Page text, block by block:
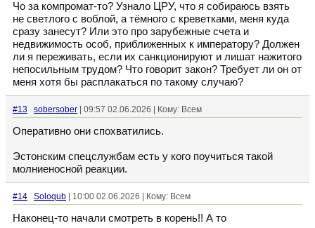
Чо за компромат-то? Узнало ЦРУ, что я собираюсь взять
не светлого с воблой, а тëмного с креветками, меня куда
сразу занесут? Или это про зарубежные счета и
недвижимость особ, приближенных к императору? Должен
ли я переживать, если их санкционируют и лишат нажитого
непосильным трудом? Что говорит закон? Требует ли он от
меня хотя бы расплакаться по такому случаю?
#13 sobersober | 09:57 02.06.2026 | Кому: Всем
Оперативно они спохватились.
Эстонским спецслужбам есть у кого поучиться такой
молниеносной реакции.
#14 Soloqub | 10:00 02.06.2026 | Кому: Всем
Наконец-то начали смотреть в корень!! А то